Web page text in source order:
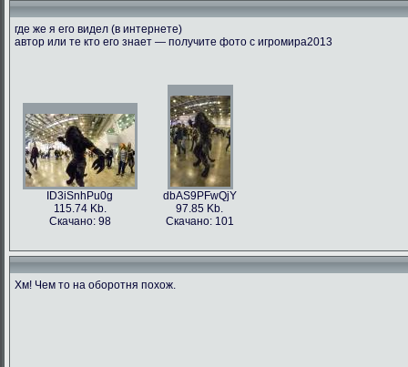
где же я его видел (в интернете)
автор или те кто его знает — получите фото с игромира2013
ID3iSnhPu0g
115.74 Kb.
Скачано: 98
dbAS9PFwQjY
97.85 Kb.
Скачано: 101
Хм! Чем то на оборотня похож.